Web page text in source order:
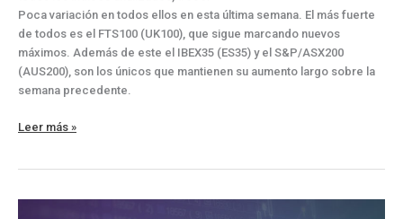
Poca variación en todos ellos en esta última semana. El más fuerte
de todos es el FTS100 (UK100), que sigue marcando nuevos
máximos. Además de este el IBEX35 (ES35) y el S&P/ASX200
(AUS200), son los únicos que mantienen su aumento largo sobre la
semana precedente.
Los
no
Leer más »